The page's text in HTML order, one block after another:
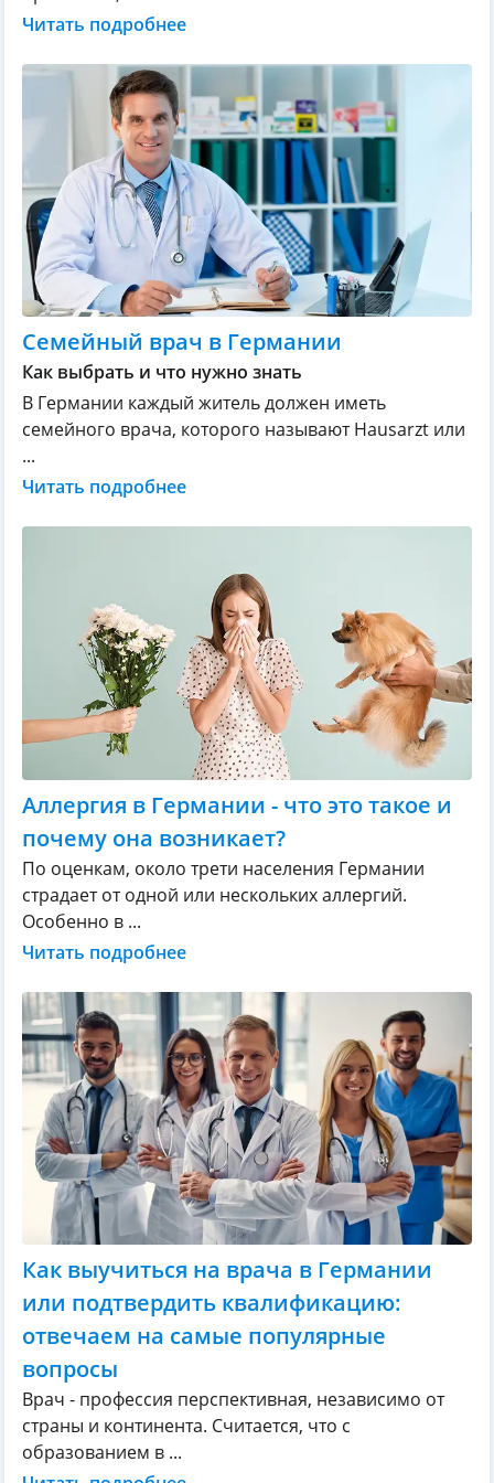
Читать подробнее
Семейный врач в Германии
Как выбрать и что нужно знать
В Германии каждый житель должен иметь
семейного врача, которого называют Hausarzt или
...
Читать подробнее
Аллергия в Германии - что это такое и
почему она возникает?
По оценкам, около трети населения Германии
страдает от одной или нескольких аллергий.
Особенно в ...
Читать подробнее
Как выучиться на врача в Германии
или подтвердить квалификацию:
отвечаем на самые популярные
вопросы
Врач - профессия перспективная, независимо от
страны и континента. Считается, что с
образованием в ...